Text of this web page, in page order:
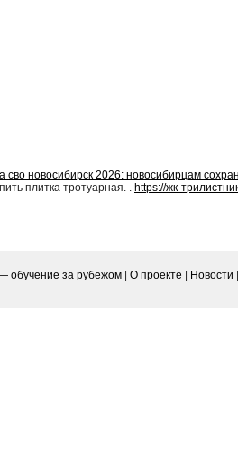
сво новосибирск 2026: новосибирцам
плитка тротуарная. . https://жк-
обучение за рубежом О проекте Новости